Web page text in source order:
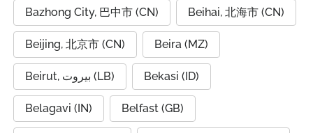
Bazhong City, 巴中市 (CN) Beihai, 北海市 (CN)
Beijing, 北京市 (CN) Beira (MZ)
Beirut, بيروت (LB) Bekasi (ID)
Belagavi (IN) Belfast (GB)